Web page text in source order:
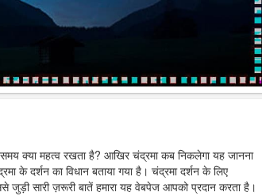
क्या महत्व रखता है? आखिर चंद्रमा कब निकलेगा यह जानना
के दर्शन का विधान बताया गया है। चंद्रमा दर्शन के लिए
सारी ज़रूरी बातें हमारा यह वेबपेज आपको प्रदान करता है।